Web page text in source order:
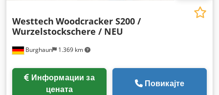
Burghaun 1.369 km
Westtech Woodcracker S200 /
Wurzelstockschere / NEU
цената
Повикајте